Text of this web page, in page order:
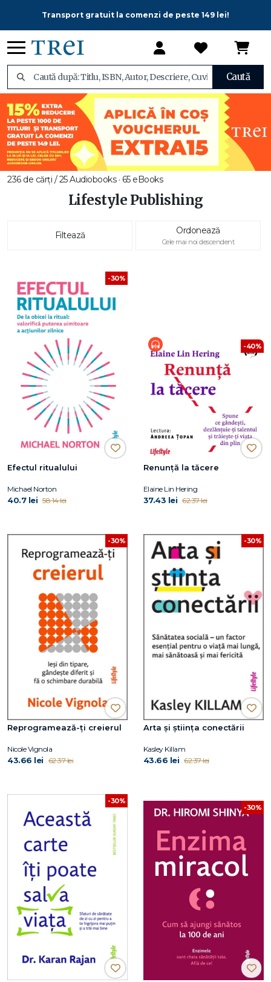
Transport gratuit la comenzi de peste 149 lei!
Caută
236 de cărți / 25 Audiobooks · 65 eBooks
Lifestyle Publishing
Filtează Ordonează
Cele mai noi descendent
-30%
Efectul ritualului
Michael Norton
40.7 lei 58.14 lei
-40%
Renunță la tăcere
Elaine Lin Hering
37.43 lei 62.37 lei
-30%
Reprogramează-ți creierul
Nicole Vignola
43.66 lei 62.37 lei
-30%
Arta și știința conectării
Kasley Killam
43.66 lei 62.37 lei
-30%
-30%